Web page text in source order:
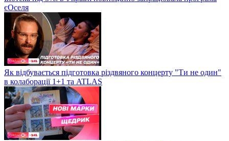
єОселя
Як відбувається підготовка різдвяного концерту "Ти не один"
в колаборації 1+1 та ATLAS